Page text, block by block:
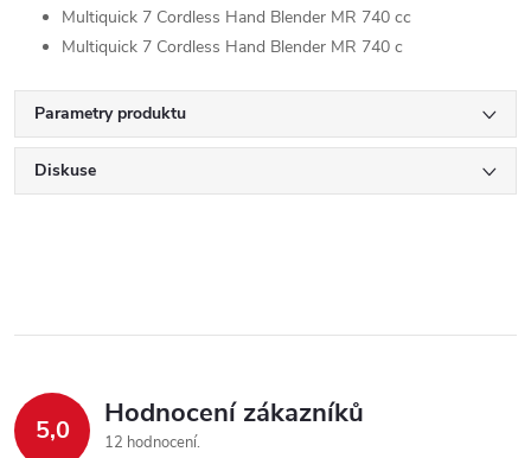
Multiquick 7 Cordless Hand Blender MR 740 cc
Multiquick 7 Cordless Hand Blender MR 740 c
Parametry produktu
Diskuse
5,0 Hodnocení zákazníků
12 hodnocení